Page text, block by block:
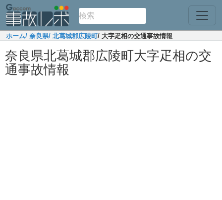
ホーム/ 奈良県/ 北葛城郡広陵町/ 大字疋相の交通事故情報
奈良県北葛城郡広陵町大字疋相の交
通事故情報